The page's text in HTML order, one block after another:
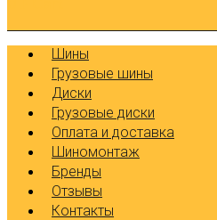
Шины
Грузовые шины
Диски
Грузовые диски
Оплата и доставка
Шиномонтаж
Бренды
Отзывы
Контакты